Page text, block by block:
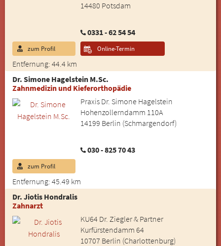
14480 Potsdam
0331 - 62 54 54
Entfernung: 44.4 km
zum Profil Online-Termin
Dr. Simone Hagelstein M.Sc.
Zahnmedizin und Kieferorthopädie
Praxis Dr. Simone Hagelstein
Hohenzollerndamm 110A
14199 Berlin (Schmargendorf)
030 - 825 70 43
Entfernung: 45.49 km
zum Profil
Dr. Jiotis Hondralis
Zahnarzt
KU64 Dr. Ziegler & Partner
Kurfürstendamm 64
10707 Berlin (Charlottenburg)